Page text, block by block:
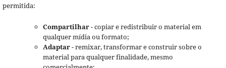
permitida:
Compartilhar- copiar e redistribuir o material em
qualquer mídia ou formato;
Adaptar- remixar, transformar e construir sobre o
material para qualquer finalidade, mesmo